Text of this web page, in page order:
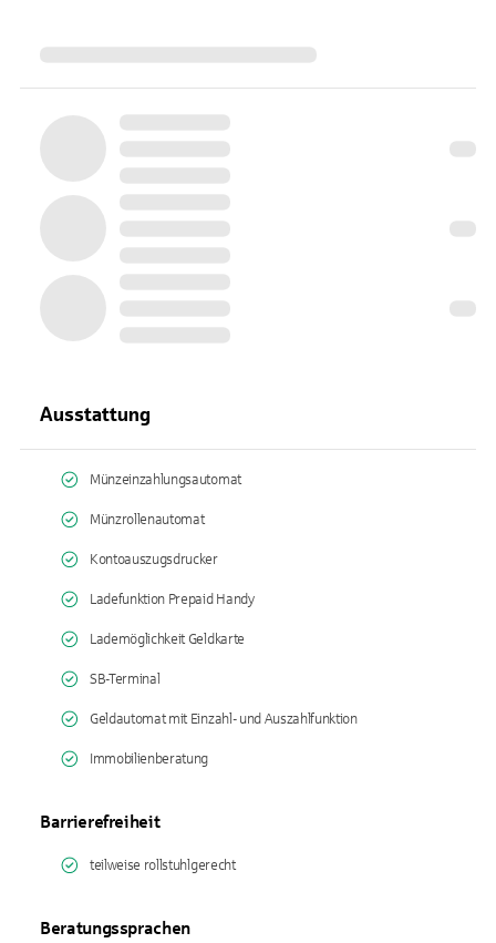
Ausstattung
Münzeinzahlungsautomat
Münzrollenautomat
Kontoauszugsdrucker
Ladefunktion Prepaid Handy
Lademöglichkeit Geldkarte
SB-Terminal
Geldautomat mit Einzahl- und Auszahlfunktion
Immobilienberatung
Barrierefreiheit
teilweise rollstuhlgerecht
Beratungssprachen